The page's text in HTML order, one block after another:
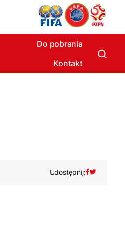
Do pobrania
Kontakt
Udostępnij: